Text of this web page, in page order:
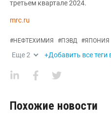
третьем квартале 2024.
mrc.ru
#НЕФТЕХИМИЯ #ПЭВД #ЯПОНИЯ
Еще2 +Добавить все теги
Похожие новости